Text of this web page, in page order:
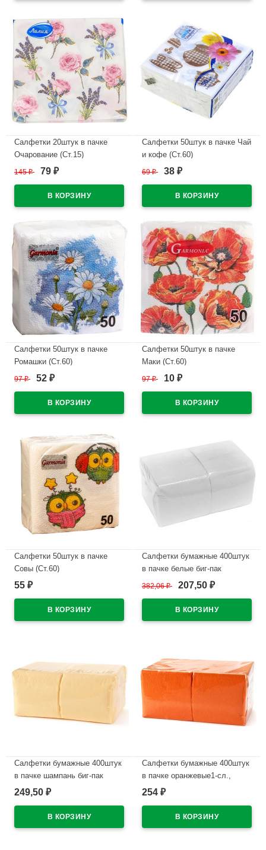
Салфетки 20штук в пачке
Очарование (Ст.15)
В наличии
145₽ 79 ₽
Салфетки 50штук в пачке Чай
и кофе (Ст.60)
В наличии
69₽ 38 ₽
Салфетки 50штук в пачке
Ромашки (Ст.60)
В наличии
97₽ 52 ₽
Салфетки 50штук в пачке
Маки (Ст.60)
В наличии
97₽ 10 ₽
Салфетки 50штук в пачке
Совы (Ст.60)
В наличии
55 ₽
Салфетки бумажные 400штук
в пачке белые биг-пак
В наличии
382,06₽ 207,50 ₽
Салфетки бумажные 400штук
в пачке шампань биг-пак
В наличии
249,50 ₽
Салфетки бумажные 400штук
в пачке оранжевые1-сл.,
размер 24*24 биг-пак (Ст.18)
254 ₽